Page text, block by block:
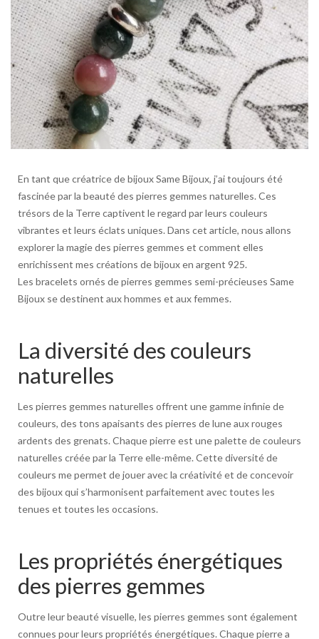
des
En tant que créatrice de bijoux Same Bijoux, j’ai toujours été
fascinée par la beauté des pierres gemmes naturelles. Ces
trésors de la Terre captivent le regard par leurs couleurs
vibrantes et leurs éclats uniques. Dans cet article, nous allons
explorer la magie des pierres gemmes et comment elles
enrichissent mes créations de bijoux en argent 925.
Les bracelets ornés de pierres gemmes semi-précieuses Same
Bijoux se destinent aux hommes et aux femmes.
La diversité des couleurs
naturelles
Les pierres gemmes naturelles offrent une gamme infinie de
couleurs, des tons apaisants des pierres de lune aux rouges
ardents des grenats. Chaque pierre est une palette de couleurs
naturelles créée par la Terre elle-même. Cette diversité de
couleurs me permet de jouer avec la créativité et de concevoir
des bijoux qui s’harmonisent parfaitement avec toutes les
tenues et toutes les occasions.
Les propriétés énergétiques
des pierres gemmes
Outre leur beauté visuelle, les pierres gemmes sont également
connues pour leurs propriétés énergétiques. Chaque pierre a